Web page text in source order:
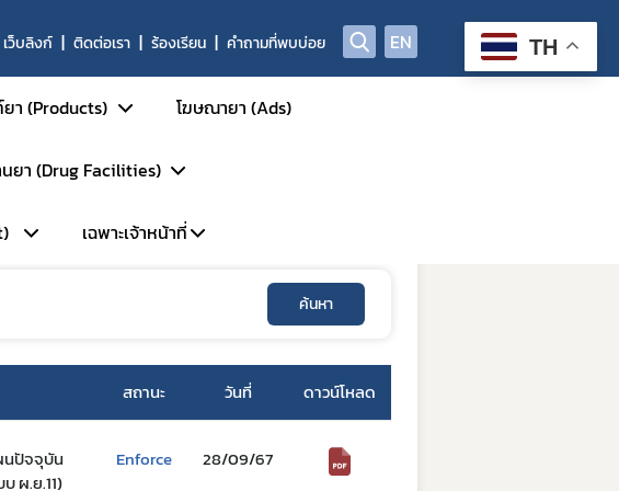
เว็บลิงก์ ติดต่อเรา ร้องเรียน คำถามที่พบบ่อย EN
า (Products)
ามัญและยาเสริมการรักษา
คมีสำหรับสัตว์
ววัตถุสำหรับสัตว์
ผนโบราณสำหรับสัตว์
โฆษณายา (Ads)
ยา (Drug Facilities)
มินมาตรฐาน GMP-Clearance
มินมาตรฐาน GDP
ารศึกษาวิจัยยา (GCP Inspection)
เฉพาะเจ้าหน้าที่
ระบบ LMS
ยวข้องกับการผลิตยาแผนปัจจุบัน
ค้นหา
สถานะ วันที่ ดาวน์โหลด
นปัจจุบัน
ผ.ย.11)
Enforce 28/09/67
TH